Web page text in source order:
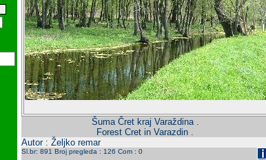
Šuma Čret kraj Varaždina .
Forest Cret in Varazdin .
Autor : Željko remar
Sl.br: 891 Broj pregleda : 126 Com : 0